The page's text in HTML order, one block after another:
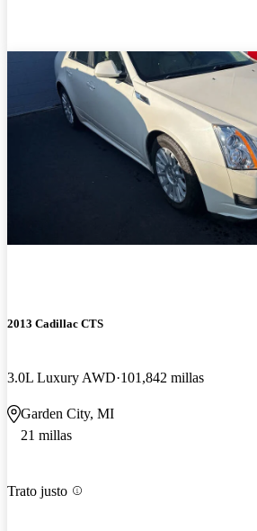
2013 Cadillac CTS
3.0L Luxury AWD 101,842 millas
Garden City, MI
21 millas
Trato justo